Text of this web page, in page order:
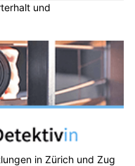
und
in Zürich und Zug